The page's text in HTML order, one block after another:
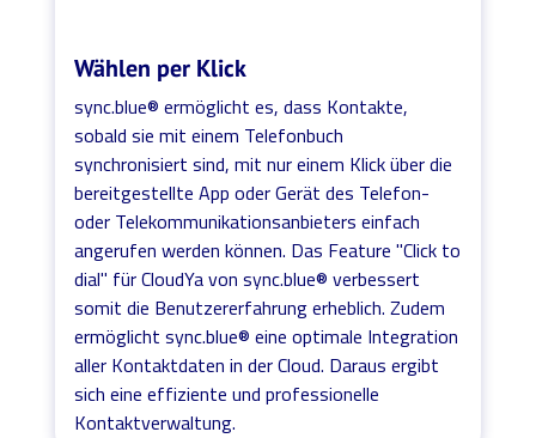
Wählen per Klick
sync.blue® ermöglicht es, dass Kontakte,
sobald sie mit einem Telefonbuch
synchronisiert sind, mit nur einem Klick über die
bereitgestellte App oder Gerät des Telefon-
oder Telekommunikationsanbieters einfach
angerufen werden können. Das Feature "Click to
dial" für CloudYa von sync.blue® verbessert
somit die Benutzererfahrung erheblich. Zudem
ermöglicht sync.blue® eine optimale Integration
aller Kontaktdaten in der Cloud. Daraus ergibt
sich eine effiziente und professionelle
Kontaktverwaltung.